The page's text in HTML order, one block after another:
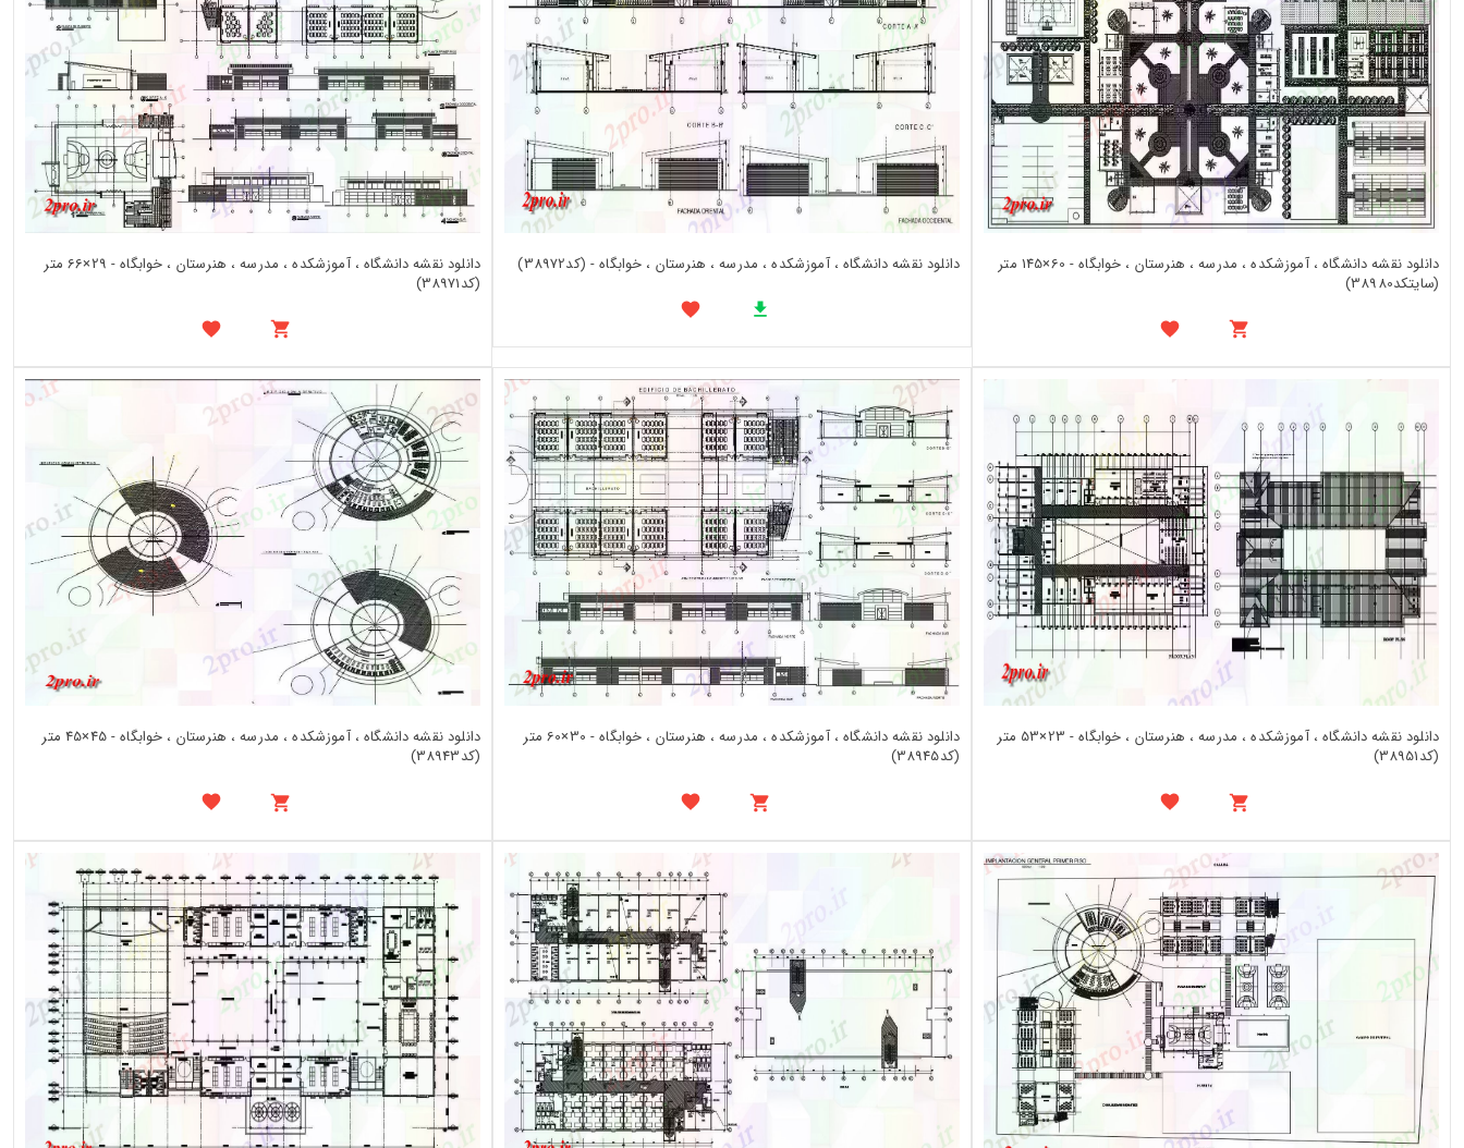
دانلود نقشه دانشگاه ، آموزشکده ، مدرسه ، هنرستان ، خوابگاه - 60×145 متر
(سایتکد38980)
دانلود نقشه دانشگاه ، آموزشکده ، مدرسه ، هنرستان ، خوابگاه - (کد38972)
دانلود نقشه دانشگاه ، آموزشکده ، مدرسه ، هنرستان ، خوابگاه - 29×66 متر
(کد38971)
دانلود نقشه دانشگاه ، آموزشکده ، مدرسه ، هنرستان ، خوابگاه - 23×53 متر
(کد38951)
دانلود نقشه دانشگاه ، آموزشکده ، مدرسه ، هنرستان ، خوابگاه - 30×60 متر
(کد38945)
دانلود نقشه دانشگاه ، آموزشکده ، مدرسه ، هنرستان ، خوابگاه - 45×45 متر
(کد38943)